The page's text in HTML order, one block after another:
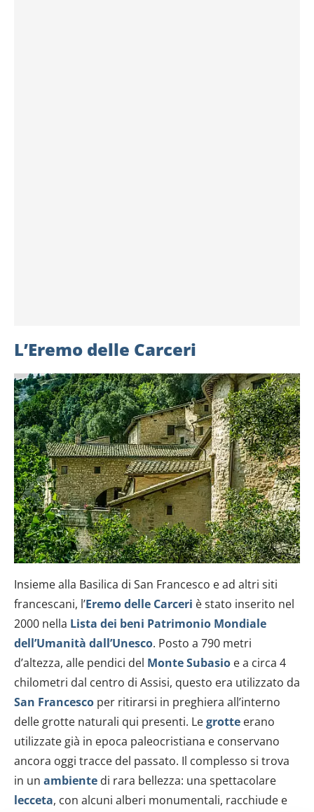
L’Eremo delle Carceri
Insieme alla Basilica di San Francesco e ad altri siti
francescani, l’Eremo delle Carceri è stato inserito nel
2000 nella Lista dei beni Patrimonio Mondiale
dell’Umanità dall’Unesco. Posto a 790 metri
d’altezza, alle pendici del Monte Subasio e a circa 4
chilometri dal centro di Assisi, questo era utilizzato da
San Francesco per ritirarsi in preghiera all’interno
delle grotte naturali qui presenti. Legrotte erano
utilizzate già in epoca paleocristiana e conservano
ancora oggi tracce del passato. Il complesso si trova
in un ambiente di rara bellezza: una spettacolare
lecceta, con alcuni alberi monumentali, racchiude e